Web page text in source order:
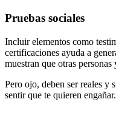
Pruebas sociales
Incluir elementos como
certificaciones ayuda a
muestran que otras
Pero ojo, deben ser reales y
sentir que te quieren engañar.